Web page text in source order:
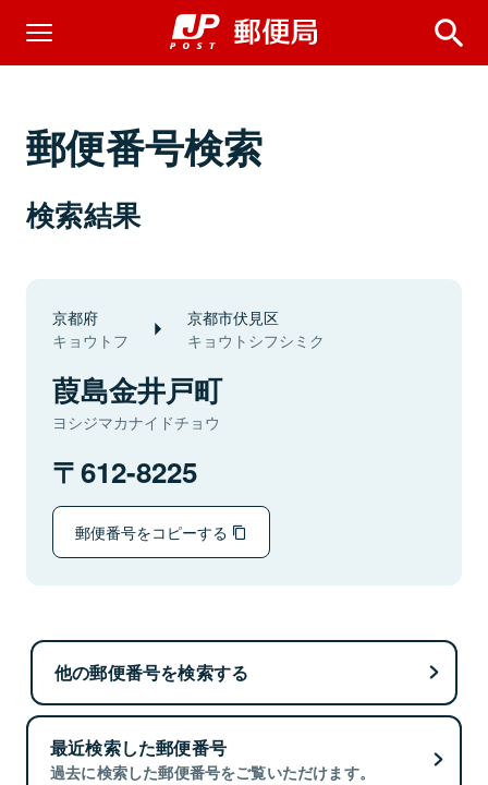
郵便番号検索
検索結果
京都府
キョウトフ
京都市伏見区
キョウトシフシミク
葭島金井戸町
ヨシジマカナイドチョウ
612-8225
郵便番号をコピーする
他の郵便番号を検索する
最近検索した郵便番号
過去に検索した郵便番号をご覧いただけます。